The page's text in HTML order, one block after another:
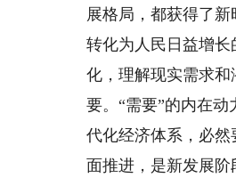
展格局，都获得了
转化为人民日益增
化，理解现实需求
要。“需要”的内在
代化经济体系，必
面推进，是新发展